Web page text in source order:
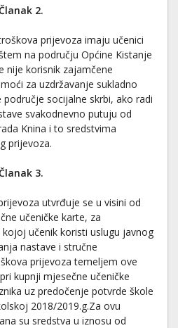
2.
prijevoza imaju učenici
na području Općine Kistanje
nije korisnik zajamčene
za uzdržavanje sukladno
socijalne skrbi, ako radi
svakodnevno putuju od
Knina i to sredstvima
prijevoza.
3.
utvrđuje se u visini od
učeničke karte, za
učenik koristi uslugu javnog
nastave i stručne
prijevoza temeljem ove
kupnji mjesečne učeničke
uz predočenje potvrde škole
2018/2019.g.Za ovu
su sredstva u iznosu od